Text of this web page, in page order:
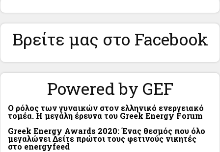
Βρείτε μας στο Facebook
Powered by GEF
Ο ρόλος των γυναικών στον ελληνικό ενεργειακό
τομέα. Η μεγάλη έρευνα του Greek Energy Forum
Greek Energy Awards 2020: Ένας θεσμός που όλο
μεγαλώνει Δείτε πρώτοι τους φετινούς νικητές
στο energyfeed